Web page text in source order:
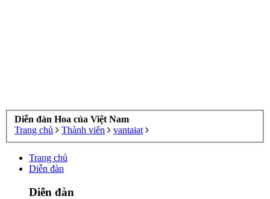
Diễn đàn Hoa của Việt Nam
Trang chủ
Thành viên vantaiat
Trang chủ
Diễn đàn
Diễn đàn